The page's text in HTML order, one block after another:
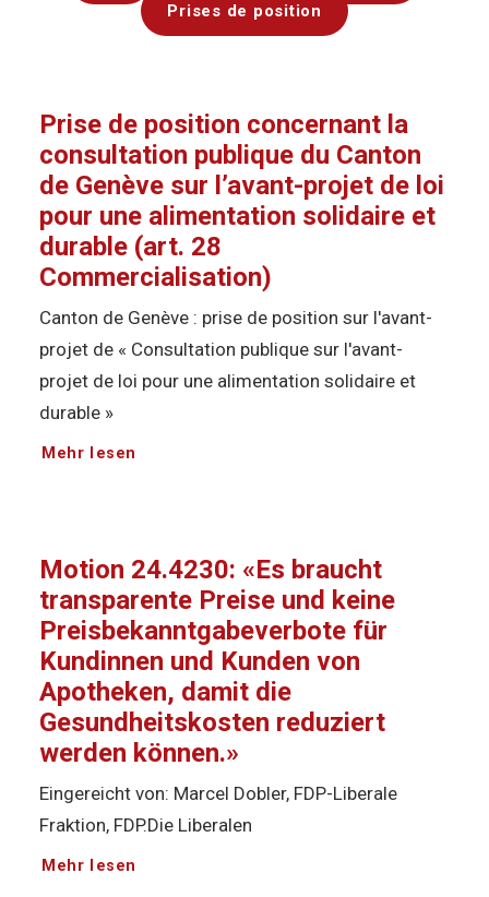
Prises de position
Prise de position concernant la
consultation publique du Canton
de Genève sur l’avant-projet de loi
pour une alimentation solidaire et
durable (art. 28
Commercialisation)
Canton de Genève : prise de position sur l'avant-
projet de « Consultation publique sur l'avant-
projet de loi pour une alimentation solidaire et
durable »
Mehr lesen
Motion 24.4230: «Es braucht
transparente Preise und keine
Preisbekanntgabeverbote für
Kundinnen und Kunden von
Apotheken, damit die
Gesundheitskosten reduziert
werden können.»
Eingereicht von: Marcel Dobler, FDP-Liberale
Fraktion, FDP.Die Liberalen
Mehr lesen